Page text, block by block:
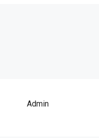
Admin